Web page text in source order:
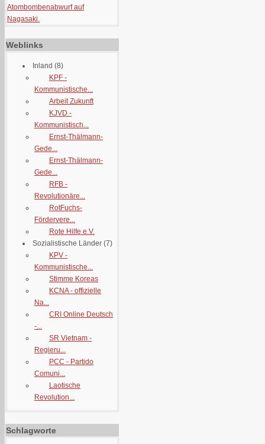
Atombombenabwurf auf
Nagasaki.
Weblinks
Inland (8)
KPF -
Kommunistische...
Arbeit Zukunft
KJVD -
Kommunistisch...
Ernst-Thälmann-
Gede...
Ernst-Thälmann-
Gede...
RFB -
Revolutionäre...
RotFuchs-
Fördervere...
Rote Hilfe e.V.
Sozialistische Länder (7)
KPV -
Kommunistische...
Stimme Koreas
KCNA - offizielle
Na...
CRI Online Deutsch
-...
SR Vietnam -
Regieru...
PCC - Partido
Comuni...
Laotische
Revolution...
Schlagworte